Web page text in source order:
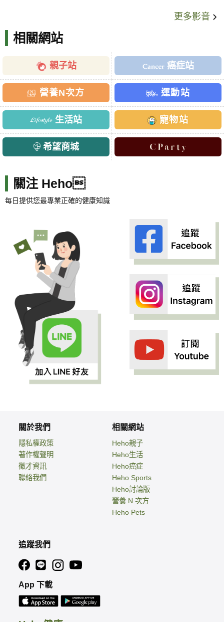
更多影音
相關網站
親子站 癌症站
營養N次方 運動站
生活站 寵物站
希望商城
關注 Heho
每日提供您最專業正確的健康知識
關於我們
隱私權政策
著作權聲明
徵才資訊
聯絡我們
相關網站
Heho親子
Heho生活
Heho癌症
Heho Sports
Heho討論版
營養 N 次方
Heho Pets
追蹤我們
App 下載